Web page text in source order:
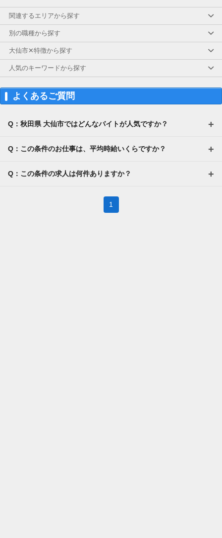
関連するエリアから探す
別の職種から探す
大仙市✕特徴から探す
人気のキーワードから探す
よくあるご質問
Q：秋田県 大仙市ではどんなバイトが人気ですか？
Q：この条件のお仕事は、平均時給いくらですか？
Q：この条件の求人は何件ありますか？
1